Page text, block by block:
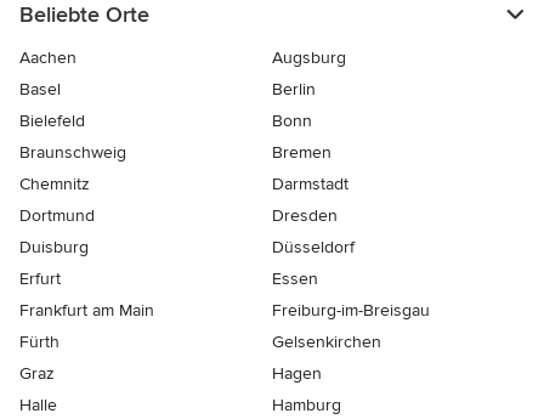
Beliebte Orte
Aachen
Augsburg
Basel
Berlin
Bielefeld
Bonn
Braunschweig
Bremen
Chemnitz
Darmstadt
Dortmund
Dresden
Duisburg
Düsseldorf
Erfurt
Essen
Frankfurt am Main
Freiburg-im-Breisgau
Fürth
Gelsenkirchen
Graz
Hagen
Halle
Hamburg